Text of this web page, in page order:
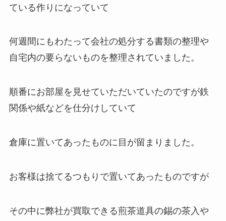
ている作りになっていて
何週間にもわたって会社の処分する書類の整理や
自宅内の要らないものを整理されていました。
順番にお部屋を見せていただいていたのですが鉄
関係や紙などを仕分けしていて
倉庫に置いてあったものに目が留まりました。
お客様は捨てるつもりで置いてあったものですが
その中に弊社が買取できる煎茶道具の錫の茶入や